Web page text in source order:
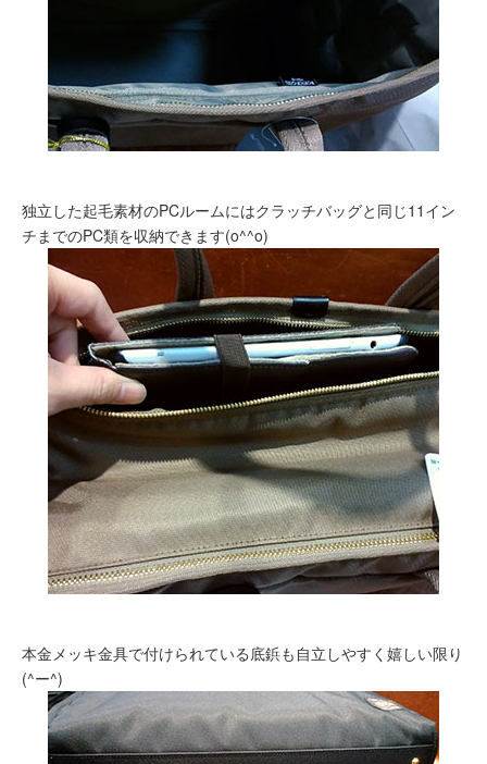
独立した起毛素材のPCルームにはクラッチバッグと同じ11イン
チまでのPC類を収納できます(o^^o)
本金メッキ金具で付けられている底鋲も自立しやすく嬉しい限り
(^ー^)